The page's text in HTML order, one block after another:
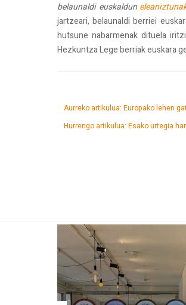
belaunaldi euskaldun
jartzeari, belaunaldi berriei
hutsune nabarmenak dituela
Hezkuntza Lege berriak euskara
Aurreko artikulua: Europako lehen
Hurrengo artikulua: Esako urtegia